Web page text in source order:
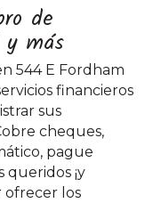
de
y más
544 E Fordham
financieros
sus
cheques,
pague
queridos ¡y
ofrecer los